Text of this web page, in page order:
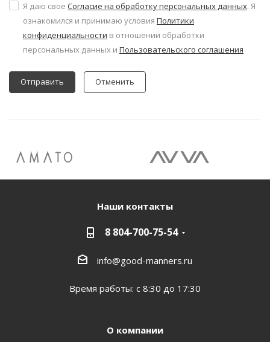
Я даю свое Согласие на обработку персональных данных. Я
ознакомился и принимаю условия Политики
конфиденциальности в отношении обработки
персональных данных и Пользовательского соглашения
Отменить
Наши контакты
8 804-700-75-54
info@good-manners.ru
Время работы: с 8:30 до 17:30
О компании